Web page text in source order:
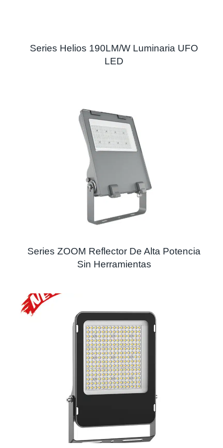
Series Helios 190LM/W Luminaria UFO
LED
Series ZOOM Reflector De Alta Potencia
Sin Herramientas